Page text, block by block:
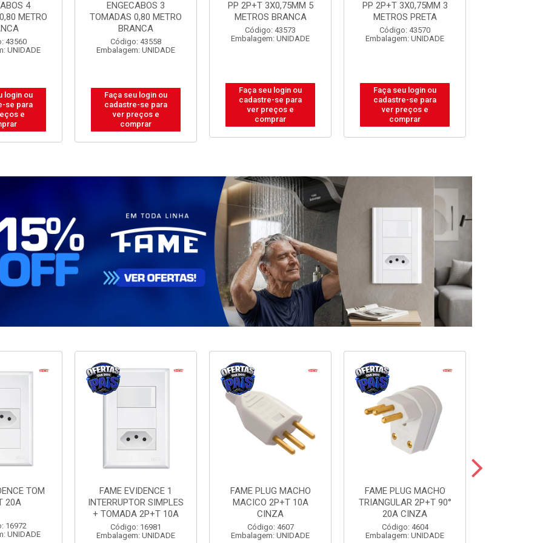
3
METRO
43558
UNIDADE
login ou
se para
e
PP 2P+T 3X0,75MM 5
METROS BRANCA
Código: 43573
Embalagem: UNIDADE
Faça seu login ou
cadastre-se para
ver preços e
comprar
PP 2P+T 3X0,75MM 3
METROS PRETA
Código: 43570
Embalagem: UNIDADE
Faça seu login ou
cadastre-se para
ver preços e
comprar
PP 2P+T 3X0,75MM 5
METROS PRETA
Código: 43572
Embalagem: UNIDADE
Faça seu login ou
cadastre-se para
ver preços e
comprar
TOM
20A
16972
UNIDADE
FAME EVIDENCE 1
INTERRUPTOR SIMPLES
+ TOMADA 2P+T 10A
Código: 16981
Embalagem: UNIDADE
FAME PLUG MACHO
MACICO 2P+T 10A
CINZA
Código: 4607
Embalagem: UNIDADE
FAME PLUG MACHO
TRIANGULAR 2P+T 90°
20A CINZA
Código: 4604
Embalagem: UNIDADE